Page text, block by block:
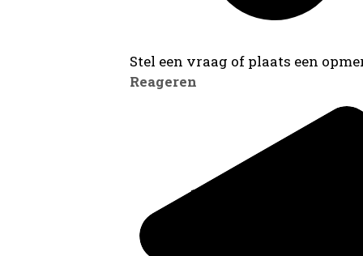
Stel een vraag of plaats een
Reageren